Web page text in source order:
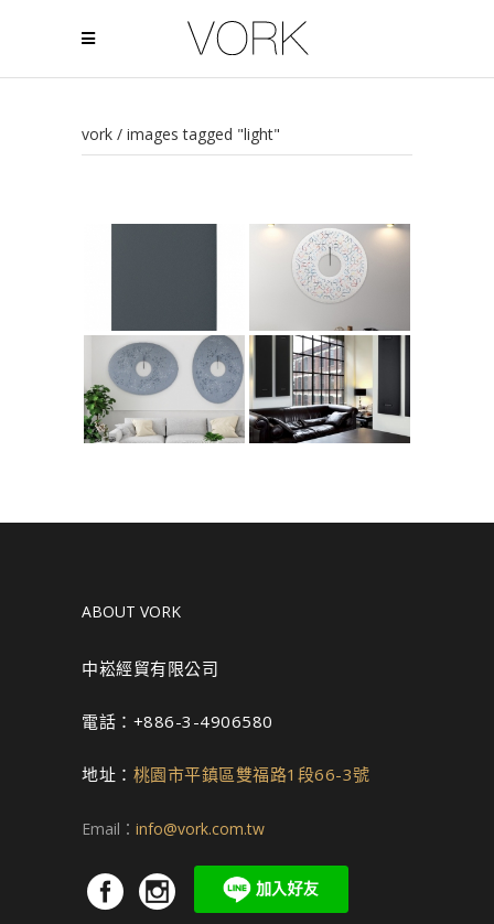
vork / images tagged "light"
ABOUT VORK
中崧經貿有限公司
電話：+886-3-4906580
地址： 桃園市平鎮區雙福路1段66-3號
Email： info@vork.com.tw